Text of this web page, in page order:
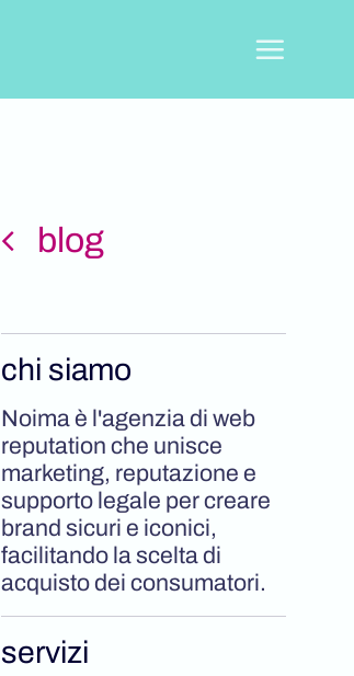
blog
chi siamo
Noima è l'agenzia di web
reputation che unisce
marketing, reputazione e
supporto legale per creare
brand sicuri e iconici,
facilitando la scelta di
acquisto dei consumatori.
servizi